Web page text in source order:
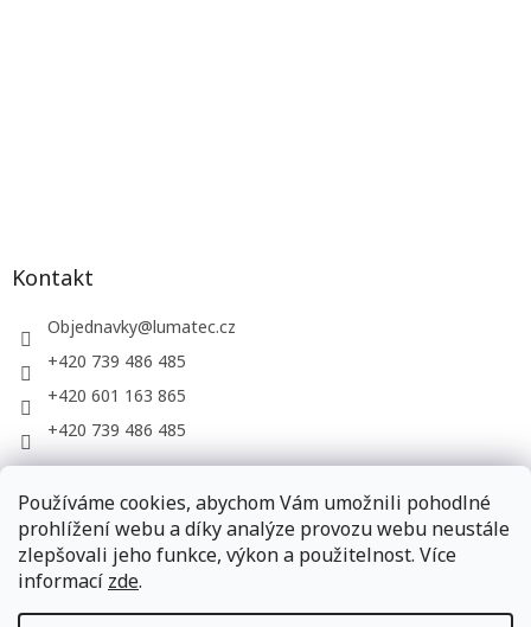
Používáme cookies, abychom Vám umožnili pohodlné
prohlížení webu a díky analýze provozu webu neustále
zlepšovali jeho funkce, výkon a použitelnost. Více
informací zde.
Kontakt
Objednavky@lumatec.cz
+420 739 486 485
+420 601 163 865
+420 739 486 485
LUMATEC, s.r.o. - web společnosti
Vytvořil Shoptet